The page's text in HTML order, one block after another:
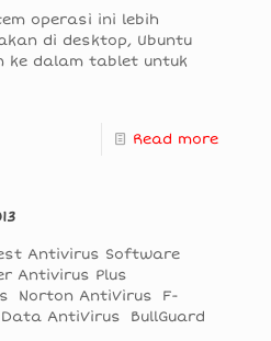
operasi ini lebih
di desktop, Ubuntu
ke dalam tablet untuk
Read more
Antivirus Software
Antivirus Plus
Norton AntiVirus F-
AntiVirus BullGuard